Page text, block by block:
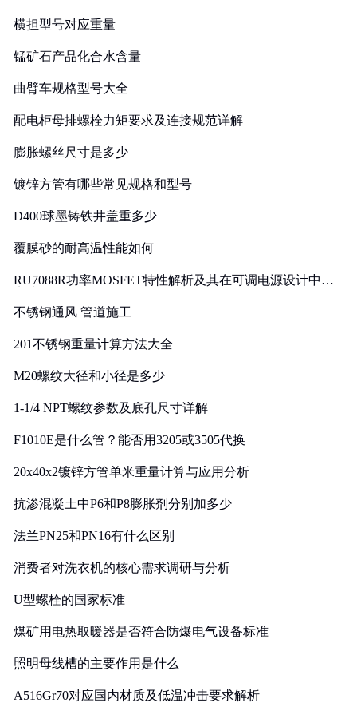
横担型号对应重量
锰矿石产品化合水含量
曲臂车规格型号大全
配电柜母排螺栓力矩要求及连接规范详解
膨胀螺丝尺寸是多少
镀锌方管有哪些常见规格和型号
D400球墨铸铁井盖重多少
覆膜砂的耐高温性能如何
RU7088R功率MOSFET特性解析及其在可调电源设计中的
不锈钢通风 管道施工
201不锈钢重量计算方法大全
M20螺纹大径和小径是多少
1-1/4 NPT螺纹参数及底孔尺寸详解
F1010E是什么管？能否用3205或3505代换
20x40x2镀锌方管单米重量计算与应用分析
抗渗混凝土中P6和P8膨胀剂分别加多少
法兰PN25和PN16有什么区别
消费者对洗衣机的核心需求调研与分析
U型螺栓的国家标准
煤矿用电热取暖器是否符合防爆电气设备标准
照明母线槽的主要作用是什么
A516Gr70对应国内材质及低温冲击要求解析